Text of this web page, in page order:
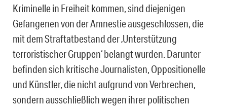
Kriminelle in Freiheit kommen, sind diejenigen
Gefangenen von der Amnestie ausgeschlossen, die
mit dem Straftatbestand der ‚Unterstützung
terroristischer Gruppen‘ belangt wurden. Darunter
befinden sich kritische Journalisten, Oppositionelle
und Künstler, die nicht aufgrund von Verbrechen,
sondern ausschließlich wegen ihrer politischen